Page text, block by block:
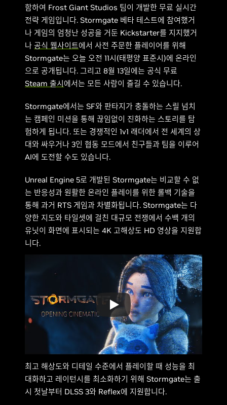
함하여 Frost Giant Studios 팀이 개발한 무료 실시간
전략 게임입니다. Stormgate 베타 테스트에 참여했거
나 게임의 엄청난 성공을 거둔 Kickstarter를 지지했거
나공식 웹사이트에서 사전 주문한 플레이어를 위해
Stormgate는 오늘 오전 11시(태평양 표준시)에 온라인
으로 공개됩니다. 그리고 8월 13일에는 공식 무료
Steam 출시에서는 모든 사람이 즐길 수 있습니다.
Stormgate에서는 SF와 판타지가 충돌하는 스릴 넘치
는 캠페인 미션을 통해 끊임없이 진화하는 스토리를 탐
험하게 됩니다. 또는 경쟁적인 1v1 래더에서 전 세계의 상
대와 싸우거나 3인 협동 모드에서 친구들과 팀을 이루어
AI에 도전할 수도 있습니다.
Unreal Engine 5로 개발된 Stormgate는 비교할 수 없
는 반응성과 원활한 온라인 플레이를 위한 롤백 기술을
통해 과거 RTS 게임과 차별화됩니다. Stormgate는 다
양한 지도와 타일셋에 걸친 대규모 전쟁에서 수백 개의
유닛이 화면에 표시되는 4K 고해상도 HD 영상을 지원합
니다.
최고 해상도와 디테일 수준에서 플레이할 때 성능을 최
대화하고 레이턴시를 최소화하기 위해 Stormgate는 출
시 첫날부터 DLSS 3와 Reflex에 지원합니다.